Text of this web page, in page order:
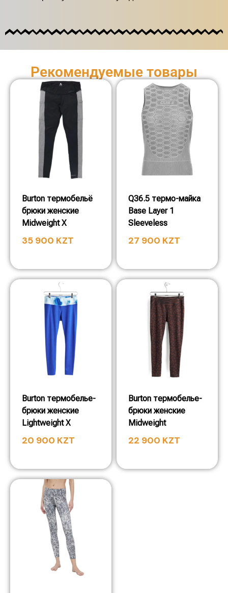
Рекомендуемые товары
Burton термобельё
брюки женские
Midweight X
35 900 KZT
Q36.5 термо-майка
Base Layer 1
Sleeveless
27 900 KZT
Burton термобелье-
брюки женские
Lightweight X
20 900 KZT
Burton термобелье-
брюки женские
Midweight
22 900 KZT